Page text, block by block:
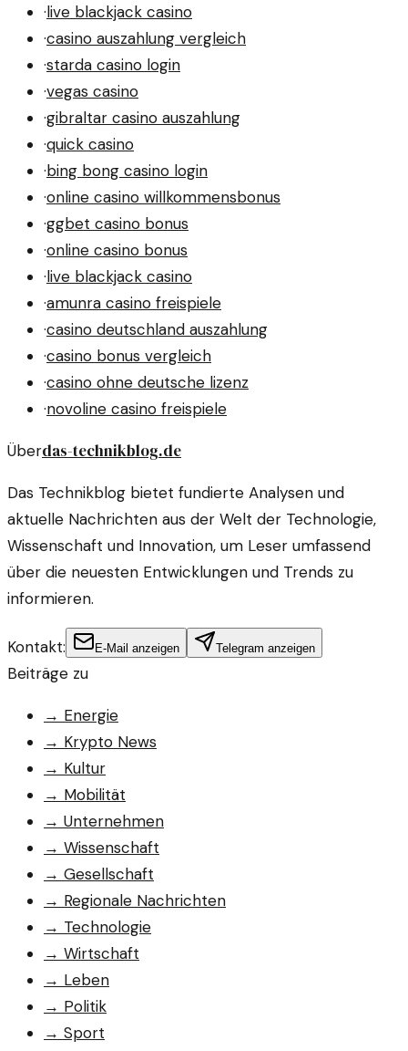
·live blackjack casino
·casino auszahlung vergleich
·starda casino login
·vegas casino
·gibraltar casino auszahlung
·quick casino
·bing bong casino login
·online casino willkommensbonus
·ggbet casino bonus
·online casino bonus
·live blackjack casino
·amunra casino freispiele
·casino deutschland auszahlung
·casino bonus vergleich
·casino ohne deutsche lizenz
·novoline casino freispiele
Überdas-technikblog.de
Das Technikblog bietet fundierte Analysen und
aktuelle Nachrichten aus der Welt der Technologie,
Wissenschaft und Innovation, um Leser umfassend
über die neuesten Entwicklungen und Trends zu
informieren.
Kontakt: E-Mail anzeigen Telegram anzeigen
Beiträge zu
→ Energie
→ Krypto News
→ Kultur
→ Mobilität
→ Unternehmen
→ Wissenschaft
→ Gesellschaft
→ Regionale Nachrichten
→ Technologie
→ Wirtschaft
→ Leben
→ Politik
→ Sport